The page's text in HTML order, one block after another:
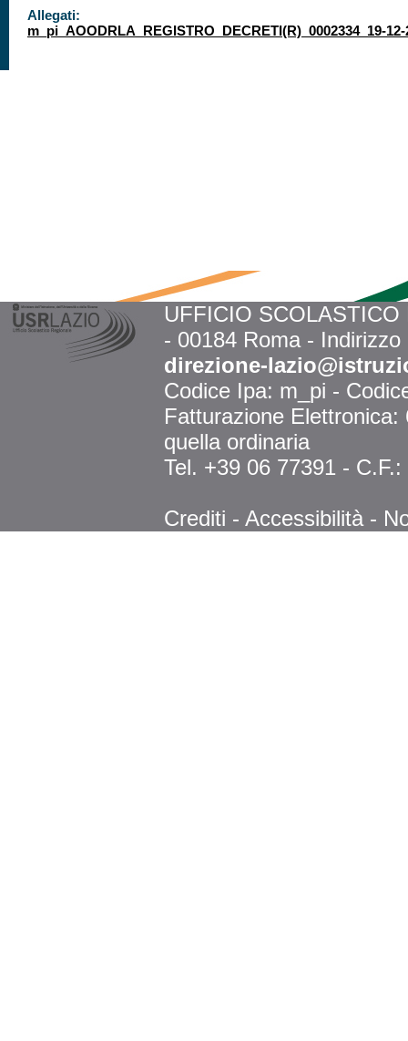
Allegati:
m_pi_AOODRLA_REGISTRO_DECRETI(R)_0002334_19-
UFFICIO
- 00184 Roma -
direzione-
Codice Ipa: m_pi -
Fatturazione
quella ordinaria
Tel. +39 06 77391 -
Crediti - Accessibilità -